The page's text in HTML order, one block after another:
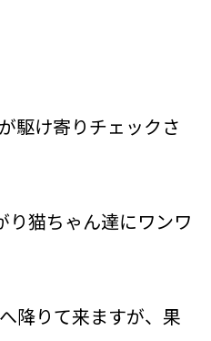
駆け寄りチェックさ
り猫ちゃん達にワンワ
降りて来ますが、果